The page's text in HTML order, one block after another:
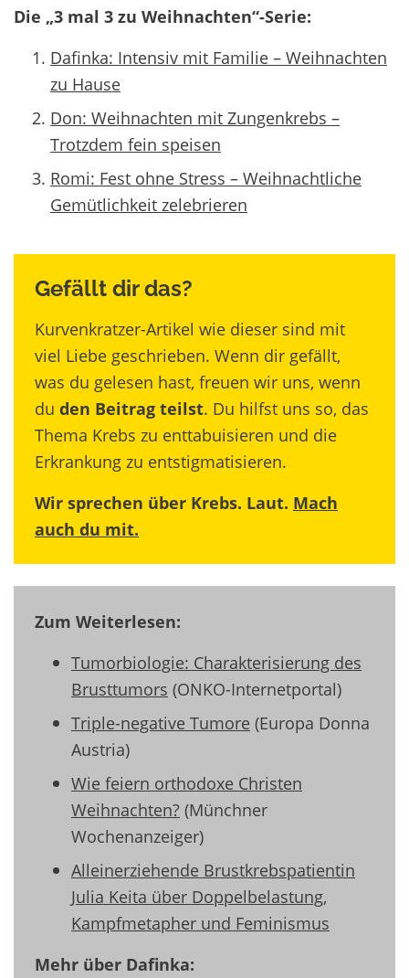
Die „3 mal 3 zu Weihnachten“-Serie:
Dafinka: Intensiv mit Familie – Weihnachten
zu Hause
Don: Weihnachten mit Zungenkrebs –
Trotzdem fein speisen
Romi: Fest ohne Stress – Weihnachtliche
Gemütlichkeit zelebrieren
Gefällt dir das?
Kurvenkratzer-Artikel wie dieser sind mit
viel Liebe geschrieben. Wenn dir gefällt,
was du gelesen hast, freuen wir uns, wenn
du den Beitrag teilst. Du hilfst uns so, das
Thema Krebs zu enttabuisieren und die
Erkrankung zu entstigmatisieren.
Wir sprechen über Krebs. Laut. Mach
auch du mit.
Zum Weiterlesen:
Tumorbiologie: Charakterisierung des
Brusttumors (ONKO-Internetportal)
Triple-negative Tumore (Europa Donna
Austria)
Wie feiern orthodoxe Christen
Weihnachten? (Münchner
Wochenanzeiger)
Alleinerziehende Brustkrebspatientin
Julia Keita über Doppelbelastung,
Kampfmetapher und Feminismus
Mehr über Dafinka: